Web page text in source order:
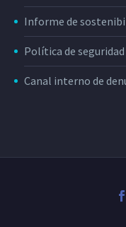
Informe de
Política de seguridad
Canal interno de